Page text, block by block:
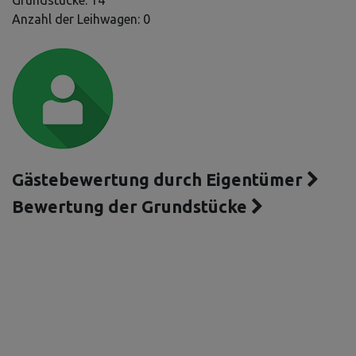
Anzahl der Leihwagen: 0
Gästebewertung durch Eigentümer
Bewertung der Grundstücke